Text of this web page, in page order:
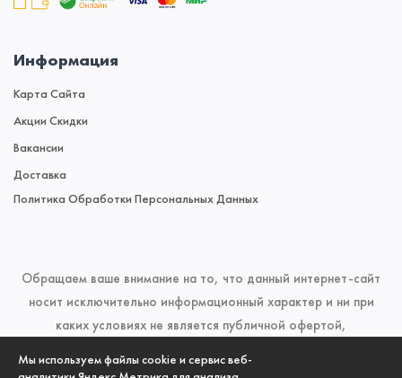
Мы используем файлы cookie и сервис веб-
Информация
Карта Сайта
Акции Скидки
Вакансии
Доставка
Политика Обработки Персональных Данных
Обращаем ваше внимание на то, что данный интернет-сайт
носит исключительно информационный характер и ни при
каких условиях не является публичной офертой,
кодекса Российской Федерации. Для получения подробной